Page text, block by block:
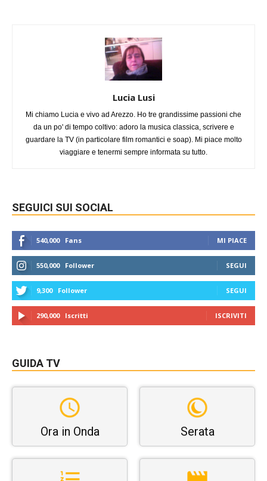
Lucia Lusi
Mi chiamo Lucia e vivo ad Arezzo. Ho tre grandissime passioni che
da un po' di tempo coltivo: adoro la musica classica, scrivere e
guardare la TV (in particolare film romantici e soap). Mi piace molto
viaggiare e tenermi sempre informata su tutto.
SEGUICI SUI SOCIAL
540,000 Fans MI PIACE
550,000 Follower SEGUI
9,300 Follower SEGUI
290,000 Iscritti ISCRIVITI
GUIDA TV
Ora in Onda Serata